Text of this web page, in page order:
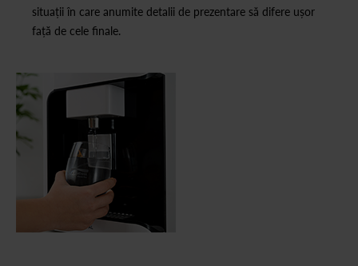
situații în care anumite detalii de prezentare să difere ușor
față de cele finale.